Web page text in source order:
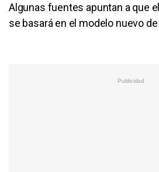
Algunas fuentes apuntan a que
se basará en el modelo nuevo de